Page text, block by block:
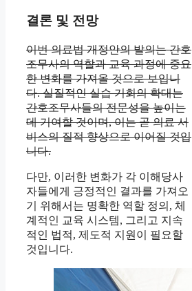
결론 및 전망
이번 의료법 개정안의 발의는 간호
조무사의 역할과 교육 과정에 중요
한 변화를 가져올 것으로 보입니
다. 실질적인 실습 기회의 확대는
간호조무사들의 전문성을 높이는
데 기여할 것이며, 이는 곧 의료 서
비스의 질적 향상으로 이어질 것입
니다.
다만, 이러한 변화가 각 이해당사
자들에게 긍정적인 결과를 가져오
기 위해서는 명확한 역할 정의, 체
계적인 교육 시스템, 그리고 지속
적인 법적, 제도적 지원이 필요할
것입니다.